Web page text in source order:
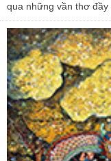
qua những vần thơ đầy